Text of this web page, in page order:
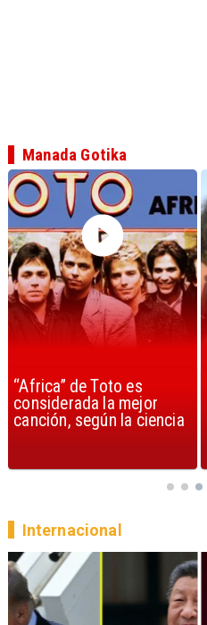
“Africa” de Toto es
considerada la mejor
canción, según la ciencia
Manada Gotika
Internacional